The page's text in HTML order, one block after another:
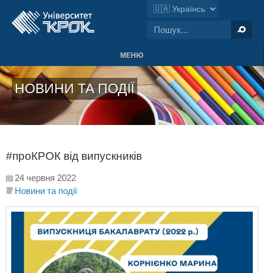
МЕНЮ
НОВИНИ ТА ПОДІЇ
#проКРОК від випускників
24 червня 2022
Новини та події